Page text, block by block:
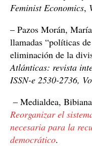
Feminist Economics,
– Pazos Morán,
llamadas “políticas
eliminación de la
Atlánticas: revista
ISSN-e 2530-2736,
– Medialdea,
Reorganizar el
necesaria para la
democrático.